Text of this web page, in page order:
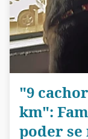
"9
km":
poder